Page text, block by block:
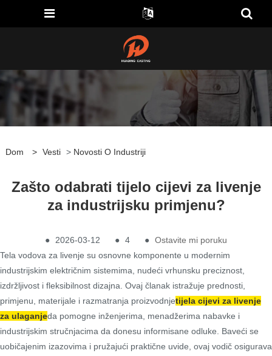
Dom > Vesti > Novosti O Industriji
Zašto odabrati tijelo cijevi za livenje
za industrijsku primjenu?
● 2026-03-12 ● 4 ● Ostavite mi poruku
Tela vodova za livenje su osnovne komponente u modernim
industrijskim električnim sistemima, nudeći vrhunsku preciznost,
izdržljivost i fleksibilnost dizajna. Ovaj članak istražuje prednosti,
primjenu, materijale i razmatranja proizvodnjetijela cijevi za livenje
za ulaganjeda pomogne inženjerima, menadžerima nabavke i
industrijskim stručnjacima da donesu informisane odluke. Baveći se
uobičajenim izazovima i pružajući praktične uvide, ovaj vodič osigurava